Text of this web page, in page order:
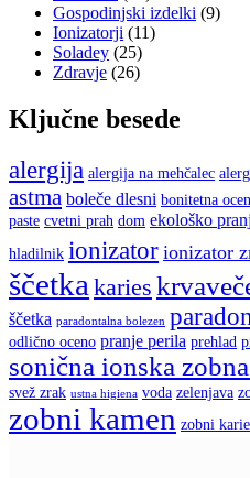
Gospodinjski izdelki (9)
Ionizatorji (11)
Soladey (25)
Zdravje (26)
Ključne besede
alergija alergija na mehčalec
astma boleče dlesni bonitetna
paste cvetni prah dom ekološko
hladilnik ionizator ionizator
ščetka karies
ščetka paradontalna bolezen
odlično oceno pranje perila prehlad
sonična ionska
svež zrak ustna higiena voda zelenjava
zobni kamen zobni